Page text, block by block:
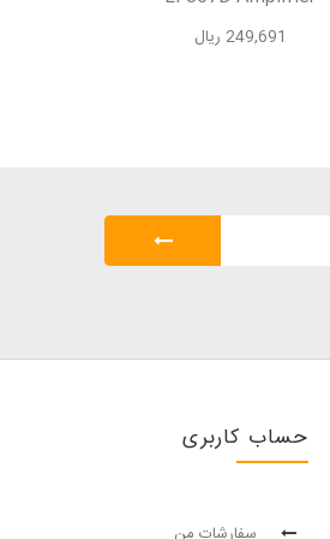
249,691 ریال
حساب کاربری